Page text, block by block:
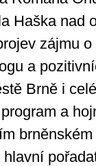
Haška nad
zájmu o
a
Brně i
a